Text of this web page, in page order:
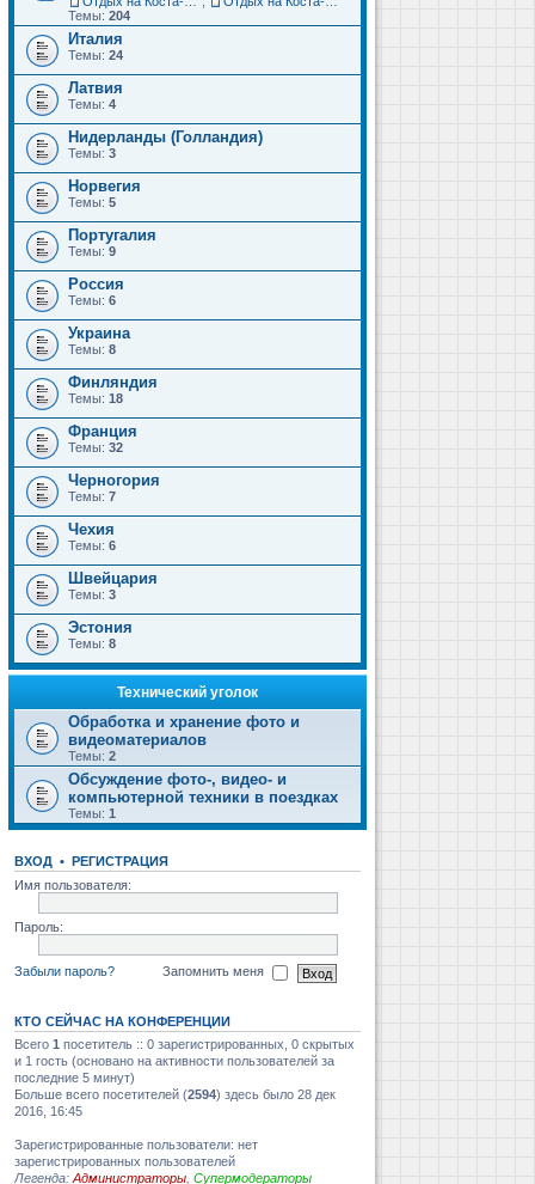
Темы: 204
Италия
Темы: 24
Латвия
Темы: 4
Нидерланды (Голландия)
Темы: 3
Норвегия
Темы: 5
Португалия
Темы: 9
Россия
Темы: 6
Украина
Темы: 8
Финляндия
Темы: 18
Франция
Темы: 32
Черногория
Темы: 7
Чехия
Темы: 6
Швейцария
Темы: 3
Эстония
Темы: 8
Технический уголок
Обработка и хранение фото и
видеоматериалов
Темы: 2
Обсуждение фото-, видео- и
компьютерной техники в поездках
Темы: 1
ВХОД • РЕГИСТРАЦИЯ
Имя пользователя:
Пароль:
Забыли пароль? Запомнить меня
КТО СЕЙЧАС НА КОНФЕРЕНЦИИ
Всего 1 посетитель :: 0 зарегистрированных, 0 скрытых
и 1 гость (основано на активности пользователей за
последние 5 минут)
Больше всего посетителей (2594) здесь было 28 дек
2016, 16:45
Зарегистрированные пользователи: нет
зарегистрированных пользователей
Легенда: Администраторы Супермодераторы